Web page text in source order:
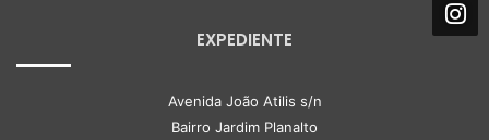
EXPEDIENTE
Avenida João Atilis s/n
Bairro Jardim Planalto